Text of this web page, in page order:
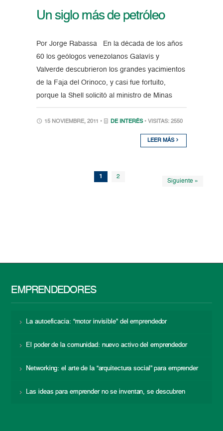
Un siglo más de petróleo
Por Jorge Rabassa En la década de los años
60 los geólogos venezolanos Galavís y
Valverde descubrieron los grandes yacimientos
de la Faja del Orinoco, y casi fue fortuito,
porque la Shell solicitó al ministro de Minas
15 NOVIEMBRE, 2011 • DE INTERÉS • VISITAS: 2550
LEER MÁS
1 2
Siguiente »
EMPRENDEDORES
La autoeficacia: “motor invisible” del emprendedor
El poder de la comunidad: nuevo activo del emprendedor
Networking: el arte de la “arquitectura social” para emprender
Las ideas para emprender no se inventan, se descubren